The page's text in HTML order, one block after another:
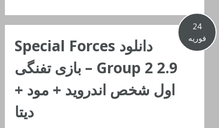
24
فوریه
دانلود Special Forces
Group 2 2.9 – بازی تفنگی
اول شخص اندروید + مود +
دیتا